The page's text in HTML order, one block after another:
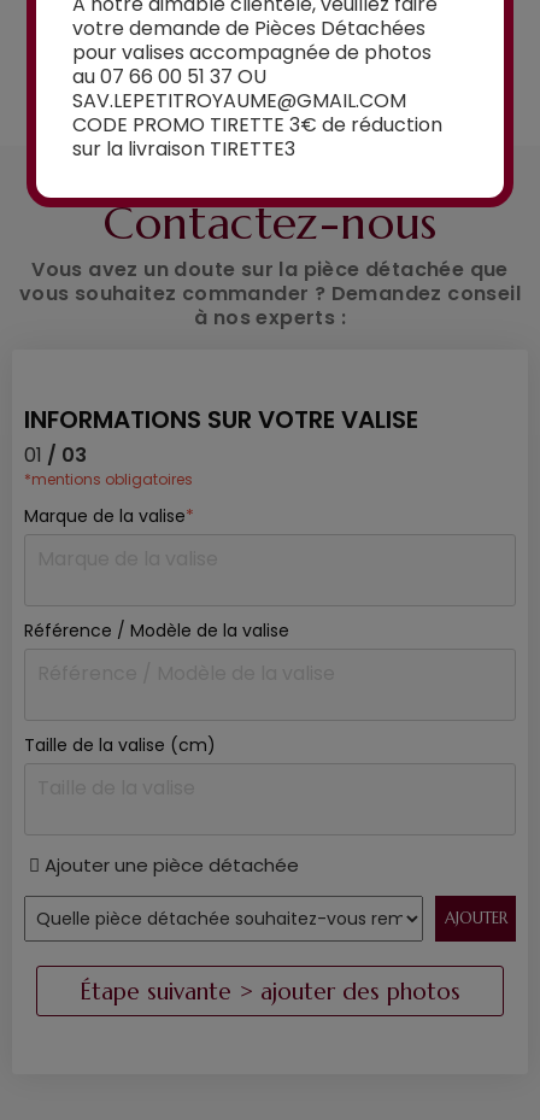
Voir la sélection
Contactez-nous
Vous avez un doute sur la pièce détachée que
vous souhaitez commander ? Demandez conseil
à nos experts :
INFORMATIONS SUR VOTRE VALISE
01 / 03
*mentions obligatoires
Marque de la valise*
Référence / Modèle de la valise
Taille de la valise (cm)
Ajouter une pièce détachée
votre demande de Pièces Détachées
pour valises accompagnée de photos
au 07 66 00 51 37 OU
SAV.LEPETITROYAUME@GMAIL.COM
CODE PROMO TIRETTE 3€ de réduction
sur la livraison TIRETTE3